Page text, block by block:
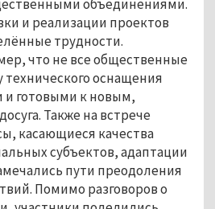
объединениями.
и реализации проектов
трудности.
что не все общественные
технического оснащения
готовыми к новым,
Также на встрече
касающиеся качества
субъектов, адаптации
пути преодоления
Помимо разговоров о